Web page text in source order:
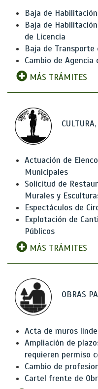
Baja de
Baja de
de Licencia
Baja de Transporte
Cambio de Agencia
MÁS TRÁMITES
Actuación de
Municipales
Solicitud de
Murales y
Espectáculos de
Explotación de
Públicos
MÁS TRÁMITES
OBRAS
Acta de muros
Ampliación de
requieren permiso
Cambio de
Cartel frente de